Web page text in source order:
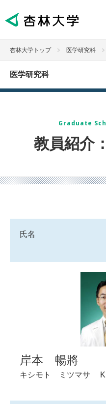
杏林大学トップ 医学研究科
医学研究科
Graduate
教員紹介
氏名
岸本 暢將
キシモト ミツマサ